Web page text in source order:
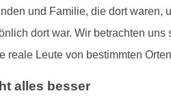
und Familie, die dort waren,
dort war. Wir betrachten
reale Leute von bestimmten
alles besser